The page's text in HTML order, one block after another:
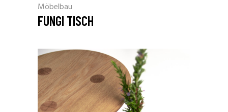
Möbelbau
FUNGI TISCH